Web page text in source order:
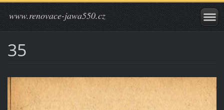
www.renovace-jawa550.cz
35